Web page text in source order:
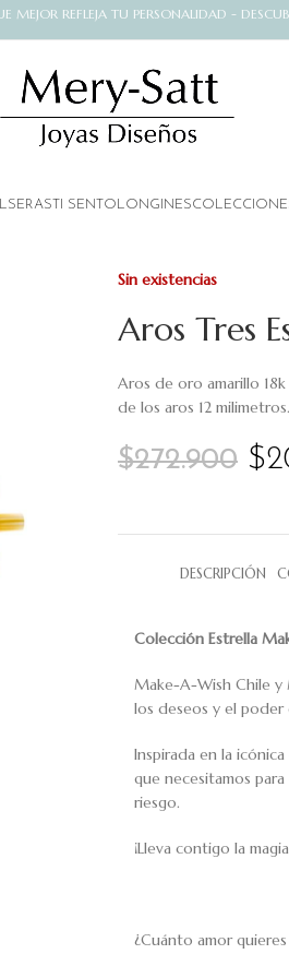
MEJOR REFLEJA TU PERSONALIDAD -
TI SENTO LONGINES
Aros Tres
$272.900 $
Aros de oro amarillo
de los aros 12 milimetros.
Sin existencias
DESCRIPCIÓN
Colección Estrella
Make-A-Wish Chile y
los deseos y el poder
Inspirada en la
que necesitamos
riesgo.
¡Lleva contigo la
¿Cuánto amor